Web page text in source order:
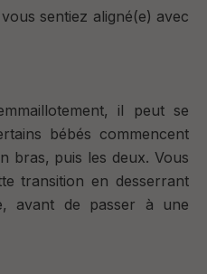
vous sentiez aligné(e) avec
il peut se
bébés commencent
bras, puis les deux. Vous
transition en desserrant
avant de passer à une